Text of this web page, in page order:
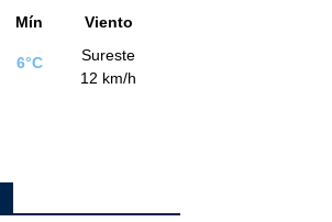
Mín Viento
6°C
Sureste
12 km/h